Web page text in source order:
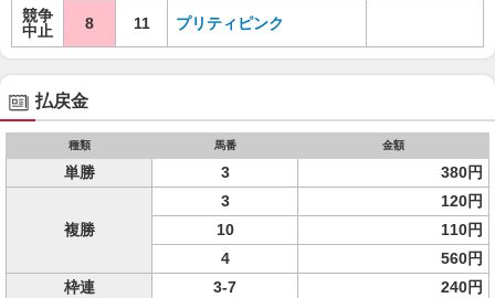
競争
中止
8 11 プリティピンク
払戻金
種類 馬番 金額
単勝 3 380円
複勝
3
120円
10
110円
4
560円
枠連
3-7
240円